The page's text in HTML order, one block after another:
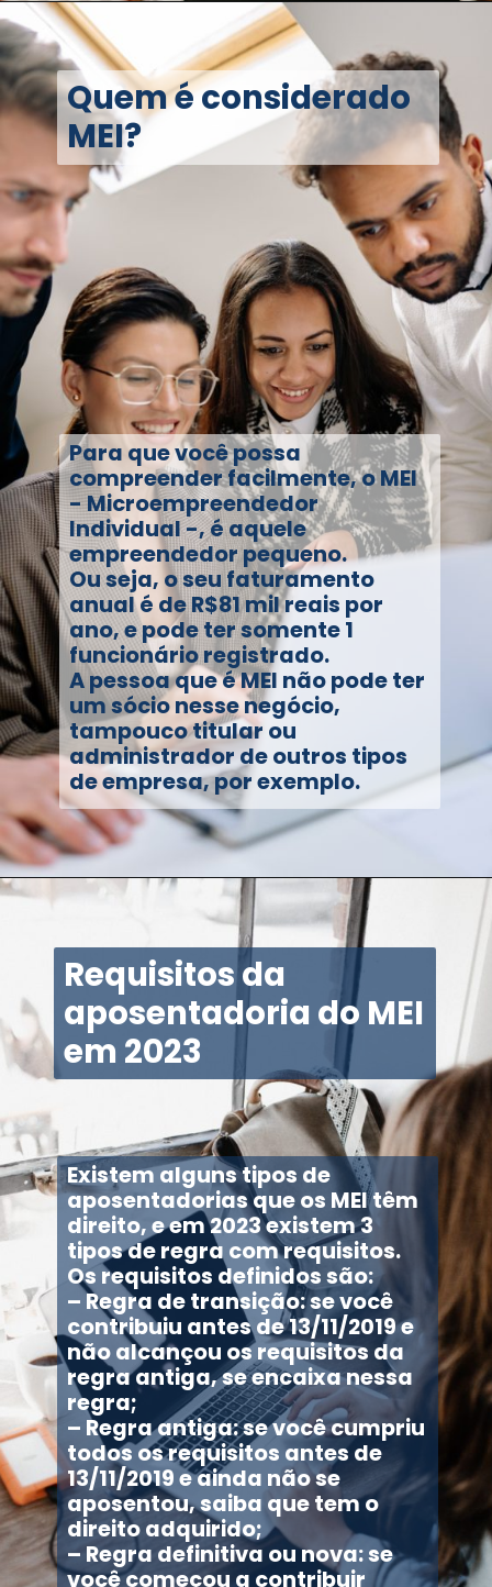
Quem é considerado
MEI?
Para que você possa
compreender facilmente, o MEI
- Microempreendedor
Individual -, é aquele
empreendedor pequeno.
Ou seja, o seu faturamento
anual é de R$81 mil reais por
ano, e pode ter somente 1
funcionário registrado.
A pessoa que é MEI não pode ter
um sócio nesse negócio,
tampouco titular ou
administrador de outros tipos
de empresa, por exemplo.
Requisitos da
aposentadoria do MEI
em 2023
Existem alguns tipos de
aposentadorias que os MEI têm
direito, e em 2023 existem 3
tipos de regra com requisitos.
Os requisitos definidos são:
– Regra de transição: se você
contribuiu antes de 13/11/2019 e
não alcançou os requisitos da
regra antiga, se encaixa nessa
regra;
– Regra antiga: se você cumpriu
todos os requisitos antes de
13/11/2019 e ainda não se
aposentou, saiba que tem o
direito adquirido;
– Regra definitiva ou nova: se
você começou a contribuir